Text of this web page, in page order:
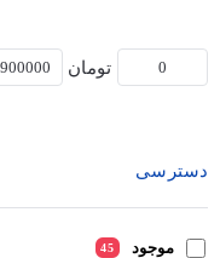
تومان
دسترسی
موجود 45